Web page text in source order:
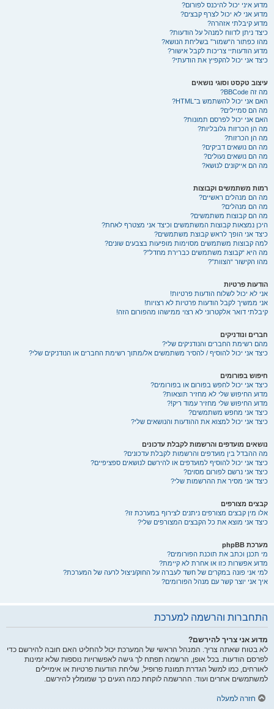
מדוע איני יכול להיכנס לפורום?
מדוע אני לא יכול לצרף קבצים?
מדוע קיבלתי אזהרה?
כיצד ניתן לדווח למנהל על הודעות?
מהו כפתור ה“שמור” בשליחת הנושא?
מדוע הודעותיי צריכות לקבל אישור?
כיצד אני יכול להקפיץ את הודעתי?
עיצוב טקסט וסוגי נושאים
מה זה BBCode?
האם אני יכול להשתמש ב־HTML?
מה הם סמיילים?
האם אני יכול לפרסם תמונות?
מה הן הכרזות גלובליות?
מה הן הכרזות?
מה הם נושאים דביקים?
מה הם נושאים נעולים?
מה הם אייקונים לנושא?
רמות משתמשים וקבוצות
מה הם מנהלים ראשיים?
מה הם מנהלים?
מה הם קבוצות משתמשים?
היכן נמצאות קבוצות המשתמשים וכיצד אני מצטרף לאחת?
כיצד אני הופך לראש קבוצת משתמשים?
למה קבוצות משתמשים מסוימות מופיעות בצבעים שונים?
מה היא “קבוצת משתמשים כברירת מחדל”?
מהו הקישור “הצוות”?
הודעות פרטיות
אני לא יכול לשלוח הודעות פרטיות!
אני ממשיך לקבל הודעות פרטיות לא רצויות!
קיבלתי דואר אלקטרוני לא רצוי ממישהו מהפורום הזה!
חברים ונודניקים
מהם רשימת החברים והנודניקים שלי?
כיצד אני יכול להוסיף / להסיר משתמשים אל/מתוך רשימת החברים או הנודניקים שלי?
חיפוש בפורומים
כיצד אני יכול לחפש בפורום או בפורומים?
מדוע החיפוש שלי לא מחזיר תוצאות?
מדוע החיפוש שלי מחזיר עמוד ריק!?
כיצד אני מחפש משתמשים?
כיצד אני יכול למצוא את ההודעות והנושאים שלי?
נושאים מועדפים והרשמות לקבלת עדכונים
מה ההבדל בין מועדפים והרשמות לקבלת עדכונים?
כיצד אני יכול להוסיף למועדפים או להירשם לנושאים ספציפיים?
כיצד אני נרשם לפורום מסוים?
כיצד אני מסיר את ההרשמות שלי?
קבצים מצורפים
אלו מין קבצים מצורפים ניתנים לצירוף במערכת זו?
כיצד אני מוצא את כל הקבצים המצורפים שלי?
מערכת phpBB
מי תכנן וכתב את תוכנת הפורומים?
מדוע אפשרות כזו או אחרת לא קיימת?
למי אני פונה במקרים של חשד לעברה על החוק/ניצול לרעה של המערכת?
איך אני יוצר קשר עם מנהל הפורומים?
התחברות והרשמה למערכת
מדוע אני צריך להירשם?
לא בטוח שאתה צריך. המנהל הראשי של המערכת יכול להחליט האם חובה להירשם כדי
לפרסם הודעות. בכל אופן, הרשמה תפתח לך גישה לאפשרויות נוספות שלא זמינות
לאורחים, כמו למשל הגדרת תמונת פרופיל, שליחת הודעות פרטיות או אימיילים
למשתמשים אחרים ועוד. ההרשמה לוקחת כמה רגעים כך שמומלץ להירשם.
חזרה למעלה